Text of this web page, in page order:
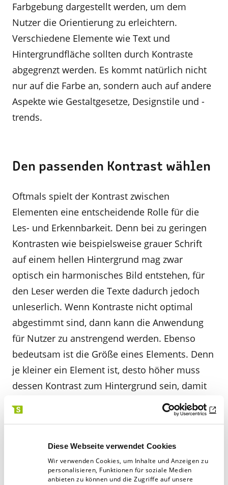
Diese Webseite verwendet Cookies
Wir verwenden Cookies, um Inhalte und Anzeigen zu
personalisieren, Funktionen für soziale Medien
anbieten zu können und die Zugriffe auf unsere
Farbgebung dargestellt werden, um dem
Nutzer die Orientierung zu erleichtern.
Verschiedene Elemente wie Text und
Hintergrundfläche sollten durch Kontraste
abgegrenzt werden. Es kommt natürlich nicht
nur auf die Farbe an, sondern auch auf andere
Aspekte wie Gestaltgesetze, Designstile und -
trends.
Den passenden Kontrast wählen
Oftmals spielt der Kontrast zwischen
Elementen eine entscheidende Rolle für die
Les- und Erkennbarkeit. Denn bei zu geringen
Kontrasten wie beispielsweise grauer Schrift
auf einem hellen Hintergrund mag zwar
optisch ein harmonisches Bild entstehen, für
den Leser werden die Texte dadurch jedoch
unleserlich. Wenn Kontraste nicht optimal
abgestimmt sind, dann kann die Anwendung
für Nutzer zu anstrengend werden. Ebenso
bedeutsam ist die Größe eines Elements. Denn
je kleiner ein Element ist, desto höher muss
dessen Kontrast zum Hintergrund sein, damit
es erkennbar bleibt. Trotzdem sollten
Kontraste nur bewusst und sparsam eingesetzt
Störungen und Ablenkungen entstehen.
Besonders gelungene Beispiele sind